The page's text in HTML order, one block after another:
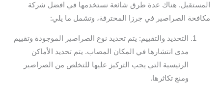
المستقبل. هناك عدة طرق شائعة نستخدمها في افضل شركة
مكافحة الصراصير في جرزا المحترفة، وتشمل ما يلي:
التحديد والتقييم: يتم تحديد نوع الصراصير الموجودة وتقييم
مدى انتشارها في المكان المصاب. يتم تحديد الأماكن
الرئيسية التي يجب التركيز عليها للتخلص من الصراصير
ومنع تكاثرها.